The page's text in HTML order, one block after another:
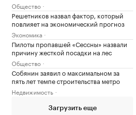
Общество
Решетников назвал фактор, который
повлияет на экономический прогноз
Экономика
Пилоты пропавшей «Сессны» назвали
причину жесткой посадки на лес
Общество
Собянин заявил о максимальном за
пять лет темпе строительства метро
Недвижимость
Загрузить еще